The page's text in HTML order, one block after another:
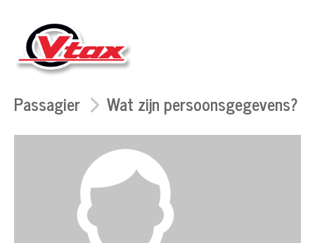
Passagier Wat zijn persoonsgegevens?